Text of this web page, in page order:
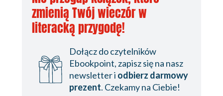
zmienią Twój wieczór w
literacką przygodę!
Dołącz do czytelników
Ebookpoint, zapisz się na nasz
newsletter i odbierz darmowy
prezent. Czekamy na Ciebie!